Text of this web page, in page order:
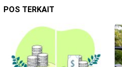
POS TERKAIT